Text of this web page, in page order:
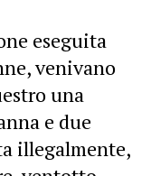
eseguita
venivano
una
e due
illegalmente,